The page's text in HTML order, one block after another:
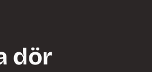
dör